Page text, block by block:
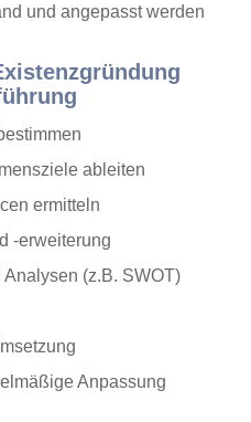
und angepasst werden
ableiten
ermitteln
-erweiterung
(z.B. SWOT)
Anpassung